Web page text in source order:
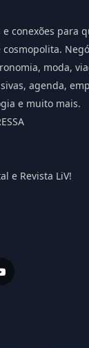
conexões para
moda,
agenda,
e muito mais.
e Revista LiV!